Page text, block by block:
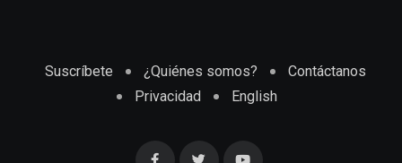
Suscríbete ¿Quiénes somos?
Contáctanos
Privacidad
English